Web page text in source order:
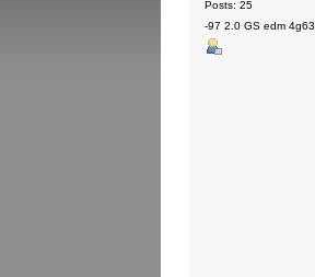
Posts: 25
-97 2.0 GS edm 4g63